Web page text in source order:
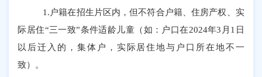
1. 户籍在招生片区内，但不符合户籍、住房产权、实
际居住“三一致”条件适龄儿童 （如：户口在2024年3 月 1 日
以后迁入的 ，集体户，实际居住地与户口所在地不一
致） 。